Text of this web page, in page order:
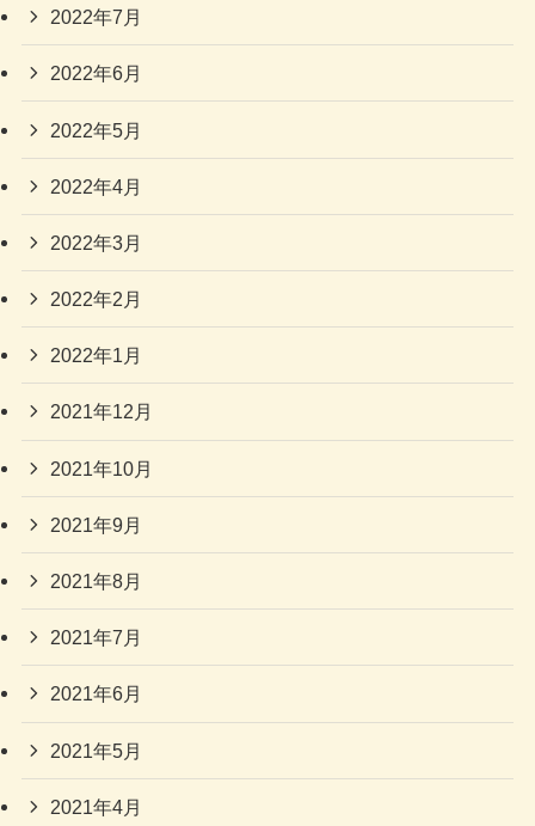
2022年7月
2022年6月
2022年5月
2022年4月
2022年3月
2022年2月
2022年1月
2021年12月
2021年10月
2021年9月
2021年8月
2021年7月
2021年6月
2021年5月
2021年4月